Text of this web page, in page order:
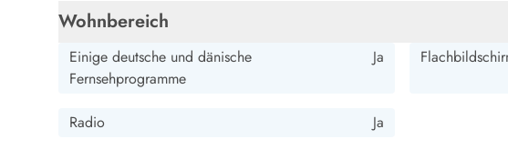
Einkaufen und Shopping
Weihnachten in Dänemark
Heiraten in Dänemark
Wikinger in Dänemark
Wohnbereich
Einige deutsche und dänische
Fernsehprogramme
Ja
Radio Ja